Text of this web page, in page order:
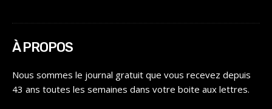
À PROPOS
Nous sommes le journal gratuit que vous recevez depuis
43 ans toutes les semaines dans votre boite aux lettres.